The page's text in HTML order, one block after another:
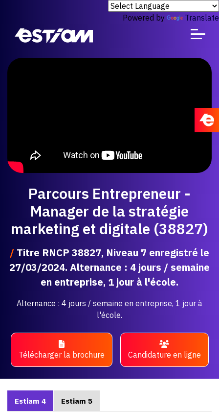
Powered by Translate
Parcours Entrepreneur -
Manager de la stratégie
marketing et digitale (38827)
/ Titre RNCP 38827, Niveau 7 enregistré le
27/03/2024. Alternance : 4 jours / semaine
en entreprise, 1 jour à l'école.
Alternance : 4 jours / semaine en entreprise, 1 jour à
l'école.
Télécharger la brochure Candidature en ligne
Estiam 4 Estiam 5